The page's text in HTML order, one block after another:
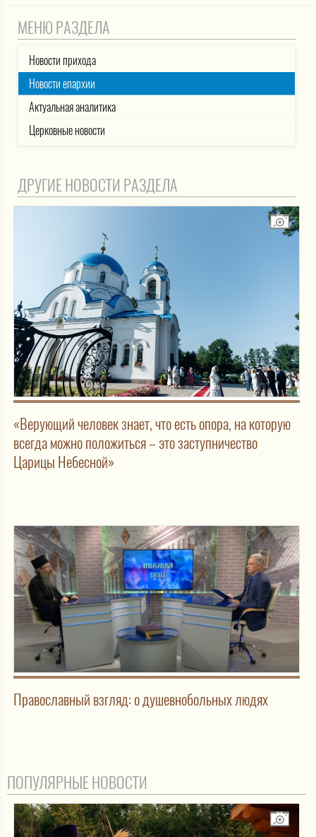
МЕНЮ РАЗДЕЛА
Новости прихода
Новости епархии
Актуальная аналитика
Церковные новости
ДРУГИЕ НОВОСТИ РАЗДЕЛА
«Верующий человек знает, что есть опора, на которую
всегда можно положиться – это заступничество
Царицы Небесной»
Православный взгляд: о душевнобольных людях
ПОПУЛЯРНЫЕ НОВОСТИ